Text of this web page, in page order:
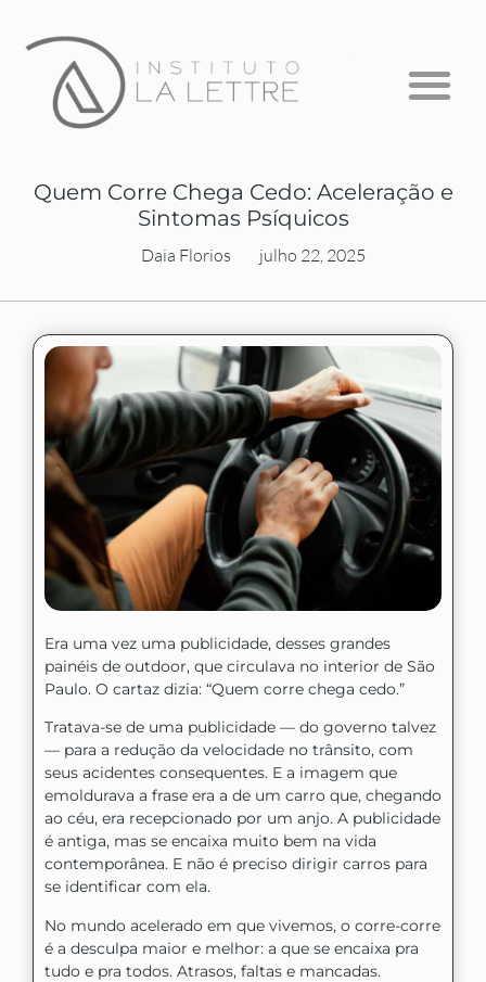
Quem Corre Chega Cedo: Aceleração e
Sintomas Psíquicos
Daia Florios julho 22, 2025
Era uma vez uma publicidade, desses grandes
painéis de outdoor, que circulava no interior de São
Paulo. O cartaz dizia: “Quem corre chega cedo.”
Tratava-se de uma publicidade — do governo talvez
— para a redução da velocidade no trânsito, com
seus acidentes consequentes. E a imagem que
emoldurava a frase era a de um carro que, chegando
ao céu, era recepcionado por um anjo. A publicidade
é antiga, mas se encaixa muito bem na vida
contemporânea. E não é preciso dirigir carros para
se identificar com ela.
No mundo acelerado em que vivemos, o corre-corre
é a desculpa maior e melhor: a que se encaixa pra
tudo e pra todos. Atrasos, faltas e mancadas.